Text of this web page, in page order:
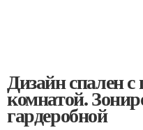
Дизайн спален с
комнатой.
гардеробной